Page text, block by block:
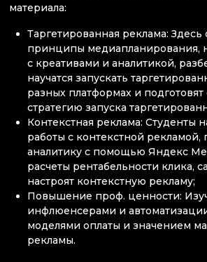
материала:
Таргетированная реклама: Здесь
принципы медиапланирования,
с креативами и аналитикой,
научатся запускать
разных платформах и
стратегию запуска
Контекстная реклама: Студенты
работы с контекстной рекламой,
аналитику с помощью Яндекс
расчеты рентабельности клика,
настроят контекстную рекламу;
Повышение проф. ценности:
инфлюенсерами и
моделями оплаты и значением
рекламы.